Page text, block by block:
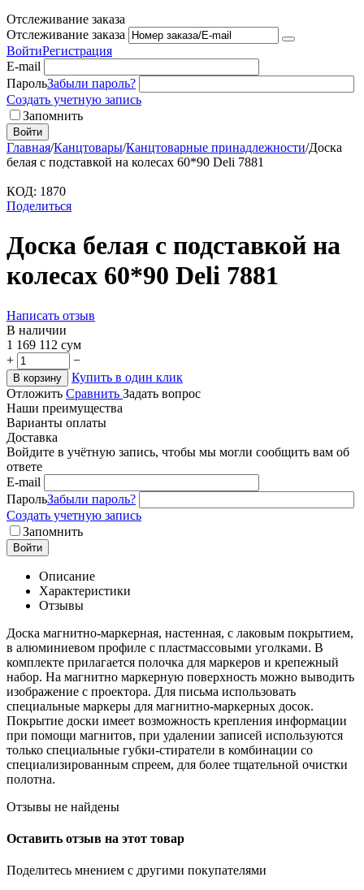
Отслеживание заказа
Отслеживание заказа
ВойтиРегистрация
E-mail
ПарольЗабыли пароль?
Создать учетную запись
Запомнить
Войти
Главная/Канцтовары/Канцтоварные принадлежности/Доска
белая с подставкой на колесах 60*90 Deli 7881
КОД: 1870
Поделиться
Доска белая с подставкой на
колесах 60*90 Deli 7881
Написать отзыв
В наличии
1 169 112 сум
+
−
В корзину
Купить в один клик
Отложить Сравнить Задать вопрос
Наши преимущества
Варианты оплаты
Доставка
Войдите в учётную запись, чтобы мы могли сообщить вам об
ответе
E-mail
ПарольЗабыли пароль?
Создать учетную запись
Запомнить
Войти
Описание
Характеристики
Отзывы
Доска магнитно-маркерная, настенная, с лаковым покрытием,
в алюминиевом профиле с пластмассовыми уголками. В
комплекте прилагается полочка для маркеров и крепежный
набор. На магнитно маркерную поверхность можно выводить
изображение с проектора. Для письма использовать
специальные маркеры для магнитно-маркерных досок.
Покрытие доски имеет возможность крепления информации
при помощи магнитов, при удалении записей используются
только специальные губки-стиратели в комбинации со
специализированным спреем, для более тщательной очистки
полотна.
Отзывы не найдены
Оставить отзыв на этот товар
Поделитесь мнением с другими покупателями